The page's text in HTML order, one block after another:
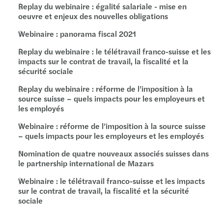
Replay du webinaire : égalité salariale - mise en
oeuvre et enjeux des nouvelles obligations
Webinaire : panorama fiscal 2021
Replay du webinaire : le télétravail franco-suisse et les
impacts sur le contrat de travail, la fiscalité et la
sécurité sociale
Replay du webinaire : réforme de l’imposition à la
source suisse – quels impacts pour les employeurs et
les employés
Webinaire : réforme de l’imposition à la source suisse
– quels impacts pour les employeurs et les employés
Nomination de quatre nouveaux associés suisses dans
le partnership international de Mazars
Webinaire : le télétravail franco-suisse et les impacts
sur le contrat de travail, la fiscalité et la sécurité
sociale